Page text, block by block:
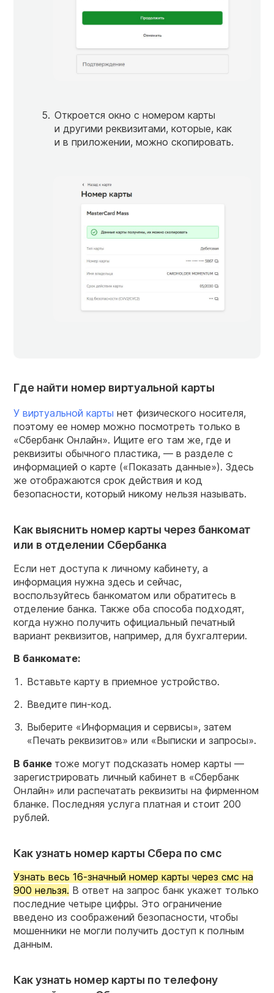
Откроется окно с номером карты
и другими реквизитами, которые, как
и в приложении, можно скопировать.
Где найти номер виртуальной карты
У виртуальной карты нет физического носителя,
поэтому ее номер можно посмотреть только в
«Сбербанк Онлайн». Ищите его там же, где и
реквизиты обычного пластика, — в разделе с
информацией о карте («Показать данные»). Здесь
же отображаются срок действия и код
безопасности, который никому нельзя называть.
Как выяснить номер карты через банкомат
или в отделении Сбербанка
Если нет доступа к личному кабинету, а
информация нужна здесь и сейчас,
воспользуйтесь банкоматом или обратитесь в
отделение банка. Также оба способа подходят,
когда нужно получить официальный печатный
вариант реквизитов, например, для бухгалтерии.
В банкомате:
Вставьте карту в приемное устройство.
Введите пин-код.
Выберите «Информация и сервисы», затем
«Печать реквизитов» или «Выписки и запросы».
В банке тоже могут подсказать номер карты —
зарегистрировать личный кабинет в «Сбербанк
Онлайн» или распечатать реквизиты на фирменном
бланке. Последняя услуга платная и стоит 200
рублей.
Как узнать номер карты Сбера по смс
Узнать весь 16-значный номер карты через смс на
900 нельзя. В ответ на запрос банк укажет только
последние четыре цифры. Это ограничение
введено из соображений безопасности, чтобы
мошенники не могли получить доступ к полным
данным.
Как узнать номер карты по телефону